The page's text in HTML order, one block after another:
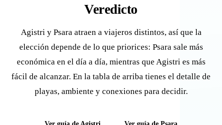
Veredicto
Agistri y Psara atraen a viajeros distintos, así que la
elección depende de lo que priorices: Psara sale más
económica en el día a día, mientras que Agistri es más
fácil de alcanzar. En la tabla de arriba tienes el detalle de
playas, ambiente y conexiones para decidir.